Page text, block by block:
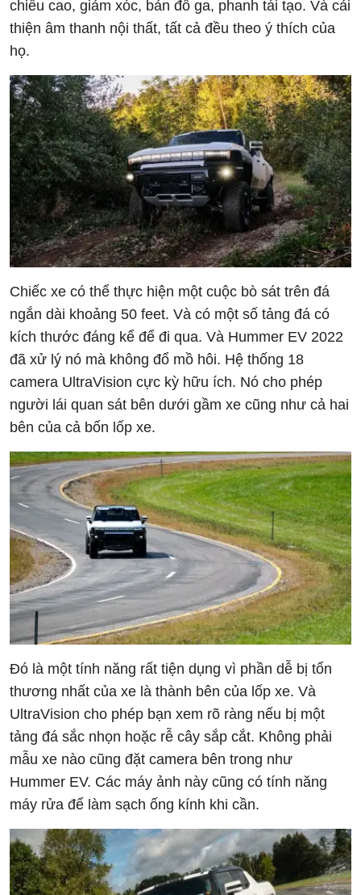
chiều cao, giảm xóc, bản đồ ga, phanh tái tạo. Và cải
thiện âm thanh nội thất, tất cả đều theo ý thích của
họ.
Chiếc xe có thể thực hiện một cuộc bò sát trên đá
ngắn dài khoảng 50 feet. Và có một số tảng đá có
kích thước đáng kể để đi qua. Và Hummer EV 2022
đã xử lý nó mà không đổ mồ hôi. Hệ thống 18
camera UltraVision cực kỳ hữu ích. Nó cho phép
người lái quan sát bên dưới gầm xe cũng như cả hai
bên của cả bốn lốp xe.
Đó là một tính năng rất tiện dụng vì phần dễ bị tổn
thương nhất của xe là thành bên của lốp xe. Và
UltraVision cho phép bạn xem rõ ràng nếu bị một
tảng đá sắc nhọn hoặc rễ cây sắp cắt. Không phải
mẫu xe nào cũng đặt camera bên trong như
Hummer EV. Các máy ảnh này cũng có tính năng
máy rửa để làm sạch ống kính khi cần.